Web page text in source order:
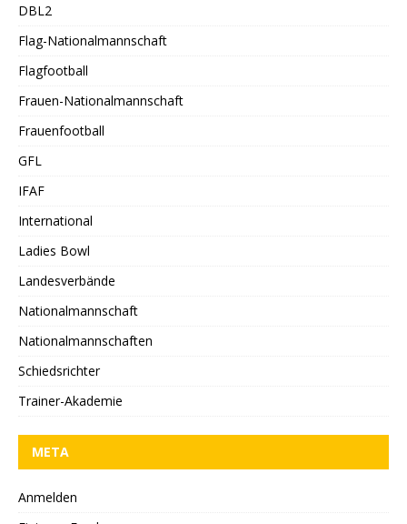
DBL2
Flag-Nationalmannschaft
Flagfootball
Frauen-Nationalmannschaft
Frauenfootball
GFL
IFAF
International
Ladies Bowl
Landesverbände
Nationalmannschaft
Nationalmannschaften
Schiedsrichter
Trainer-Akademie
META
Anmelden